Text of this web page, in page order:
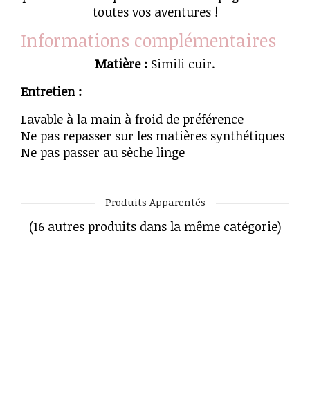
toutes vos aventures !
Informations complémentaires
Matière : Simili cuir.
Entretien :
Lavable à la main à froid de préférence
Ne pas repasser sur les matières synthétiques
Ne pas passer au sèche linge
Produits Apparentés
(16 autres produits dans la même catégorie)